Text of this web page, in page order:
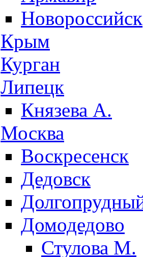
Новороссийск
Крым
Курган
Липецк
Князева А.
Москва
Воскресенск
Дедовск
Домодедово
Стулова М.